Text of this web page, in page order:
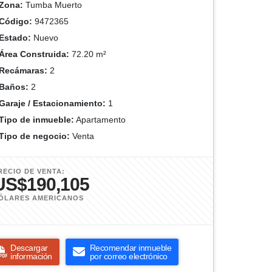
Tumba Muerto
9472365
Nuevo
Construida: 72.20 m²
2
2
/ Estacionamiento: 1
de inmueble: Apartamento
de negocio: Venta
DE VENTA:
AMERICANOS
Descargar
información
Recomendar inmueble
por correo electrónico